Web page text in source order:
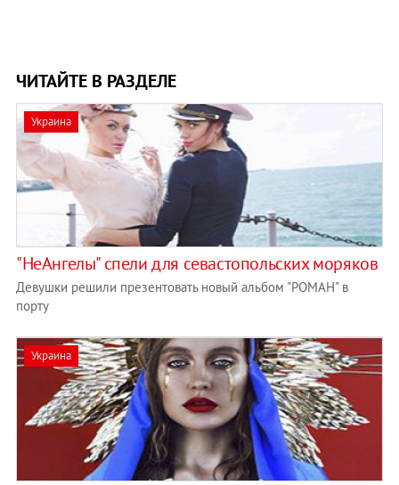
ЧИТАЙТЕ В РАЗДЕЛЕ
Украина
"НеАнгелы" спели для севастопольских моряков
Девушки решили презентовать новый альбом "РОМАН" в
порту
Украина